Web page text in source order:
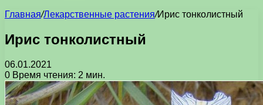
Главная/Лекарственные растения/Ирис тонколистный
Ирис тонколистный
06.01.2021
0 Время чтения: 2 мин.